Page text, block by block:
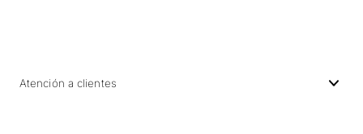
Atención a clientes